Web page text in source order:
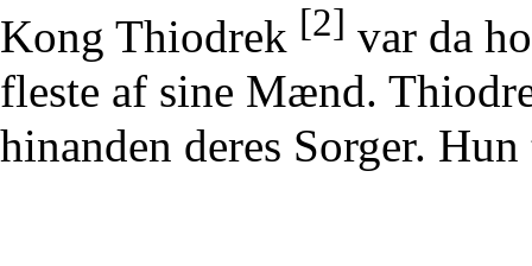
Kong Thiodrek [2] var da
fleste af sine Mænd.
hinanden deres Sorger.